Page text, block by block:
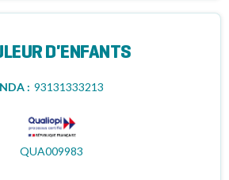
D'ENFANTS
NDA : 93131333213
QUA009983